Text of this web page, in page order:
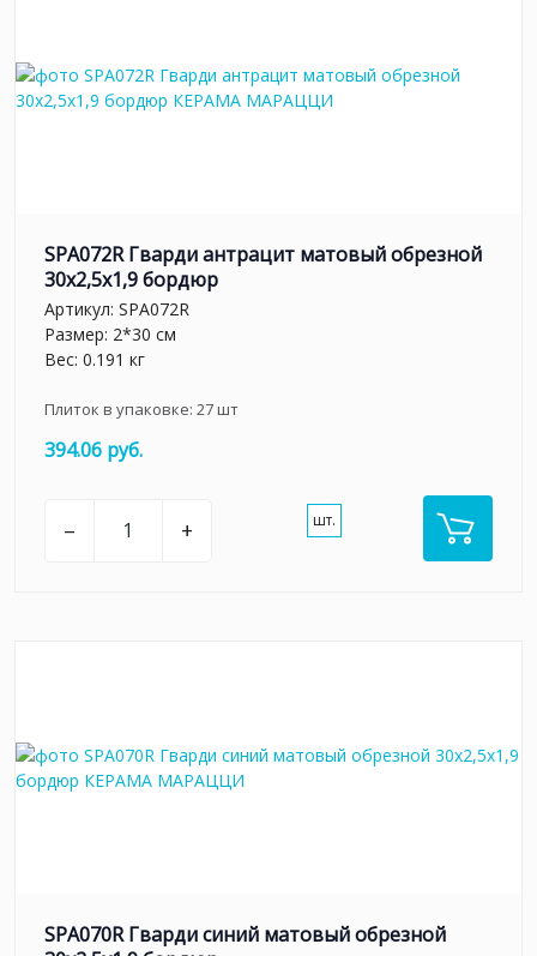
SPA072R Гварди антрацит матовый обрезной
30x2,5x1,9 бордюр
Артикул: SPA072R
Размер: 2*30 см
Вес: 0.191 кг
Плиток в упаковке: 27шт
394.06 руб.
– + шт.
SPA070R Гварди синий матовый обрезной